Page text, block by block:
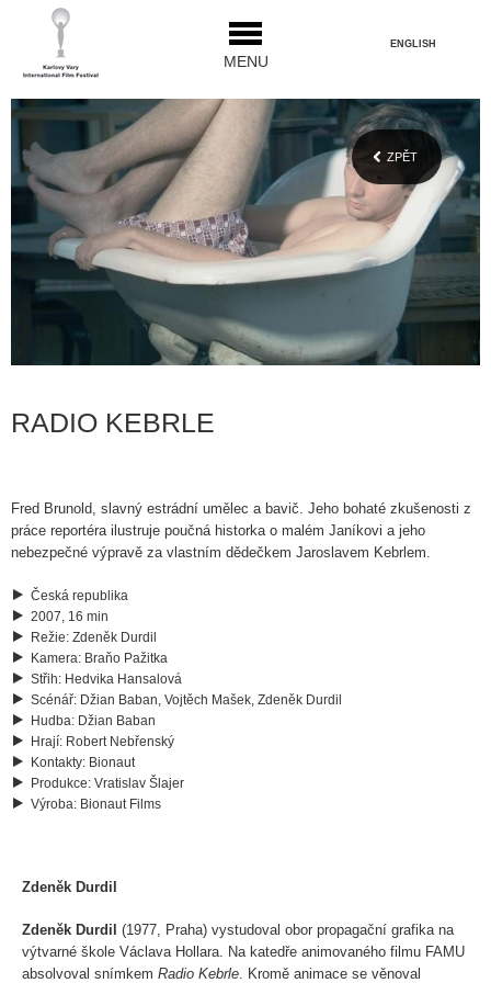
MENU
ENGLISH
ZPĚT
RADIO KEBRLE
Fred Brunold, slavný estrádní umělec a bavič. Jeho bohaté zkušenosti z
práce reportéra ilustruje poučná historka o malém Janíkovi a jeho
nebezpečné výpravě za vlastním dědečkem Jaroslavem Kebrlem.
Česká republika
2007, 16 min
Režie: Zdeněk Durdil
Kamera: Braňo Pažitka
Střih: Hedvika Hansalová
Scénář: Džian Baban, Vojtěch Mašek, Zdeněk Durdil
Hudba: Džian Baban
Hrají: Robert Nebřenský
Kontakty: Bionaut
Produkce: Vratislav Šlajer
Výroba: Bionaut Films
Zdeněk Durdil
Zdeněk Durdil (1977, Praha) vystudoval obor propagační grafika na
výtvarné škole Václava Hollara. Na katedře animovaného filmu FAMU
absolvoval snímkem Radio Kebrle. Kromě animace se věnoval